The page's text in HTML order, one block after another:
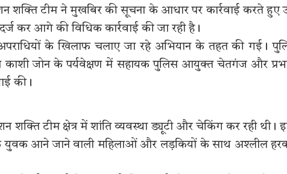
शक्ति टीम ने मुखबिर की सूचना के आधार पर कार्रवाई करते हुए
कर आगे की विधिक कार्रवाई की जा रही है।
के खिलाफ चलाए जा रहे अभियान के तहत की गई।
काशी जोन के पर्यवेक्षण में सहायक पुलिस आयुक्त चेतगंज और
की।
टीम क्षेत्र में शांति व्यवस्था ड्यूटी और चेकिंग कर रही थी।
युवक आने जाने वाली महिलाओं और लड़कियों के साथ अश्लील